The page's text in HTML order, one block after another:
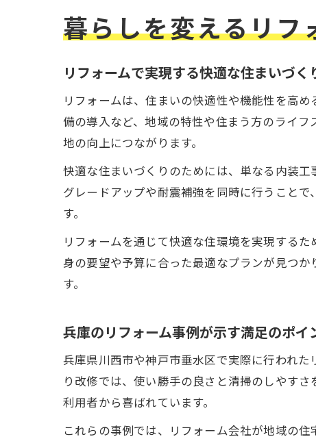
暮らしを変えるリフ
リフォームで実現する快適な住まいづく
リフォームは、住まいの快適性や機能性を高
備の導入など、地域の特性や住まう方のライ
地の向上につながります。
快適な住まいづくりのためには、単なる内装
グレードアップや耐震補強を同時に行うこと
す。
リフォームを通じて快適な住環境を実現する
身の要望や予算に合った最適なプランが見つ
す。
兵庫のリフォーム事例が示す満足のポイ
兵庫県川西市や神戸市垂水区で実際に行われ
り改修では、使い勝手の良さと清掃のしやす
利用者から喜ばれています。
これらの事例では、リフォーム会社が地域の